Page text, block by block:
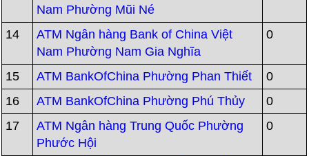
Nam Phường Mũi Né
14
ATM Ngân hàng Bank of China Việt
Nam Phường Nam Gia Nghĩa
0
15 ATM BankOfChina Phường Phan Thiết
0
16
ATM BankOfChina Phường Phú Thủy
0
17
ATM Ngân hàng Trung Quốc Phường
Phước Hội
0